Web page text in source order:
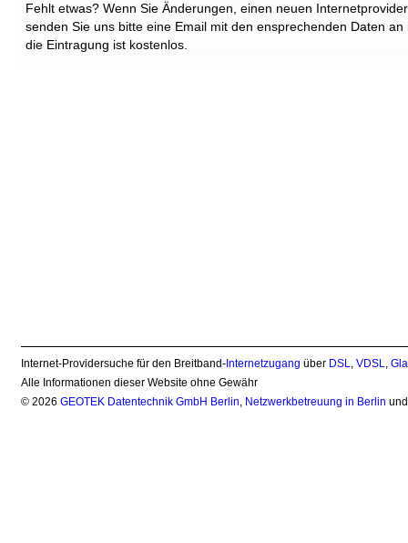
Fehlt etwas? Wenn Sie Änderungen, einen neuen
senden Sie uns bitte eine Email mit den ensprechenden Daten an
die Eintragung ist kostenlos.
Internet-Providersuche für den Breitband- Internetzugang über DSL,VDSL,
Alle Informationen dieser Website ohne Gewähr
© 2026GEOTEK Datentechnik GmbH Berlin, Netzwerkbetreuung in Berlin